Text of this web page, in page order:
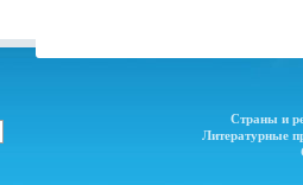
Страны и
Литературные